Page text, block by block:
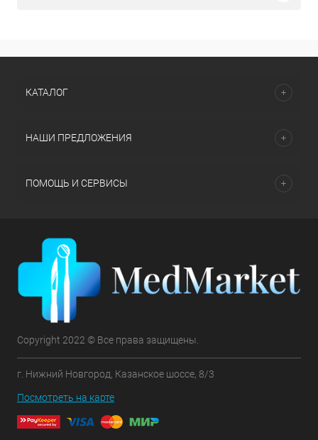
КАТАЛОГ
НАШИ ПРЕДЛОЖЕНИЯ
ПОМОЩЬ И СЕРВИСЫ
Copyright 2022 © Все права защищены.
г. Нижний Новгород, Казанское шоссе, 8/3
Посмотреть на карте